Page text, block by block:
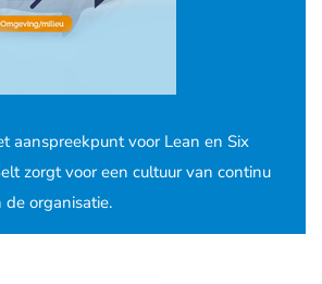
aanspreekpunt voor Lean en Six
zorgt voor een cultuur van continu
organisatie.